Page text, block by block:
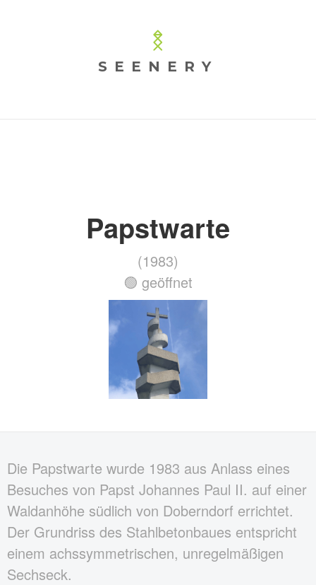
SEENERY
Papstwarte
(1983)
🟢 geöffnet
Die Papstwarte wurde 1983 aus Anlass eines
Besuches von Papst Johannes Paul II. auf einer
Waldanhöhe südlich von Doberndorf errichtet.
Der Grundriss des Stahlbetonbaues entspricht
einem achssymmetrischen, unregelmäßigen
Sechseck.